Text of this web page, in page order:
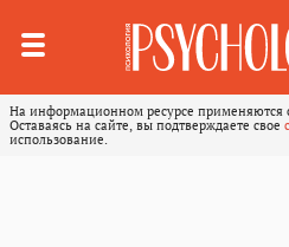
На информационном ресурсе применяются
Оставаясь на сайте, вы подтверждаете свое
использование.